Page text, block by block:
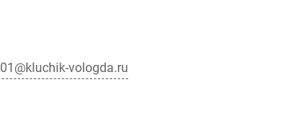
vologda.ru